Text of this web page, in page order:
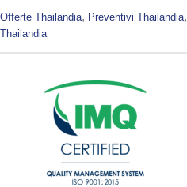
Offerte Thailandia, Preventivi Thailandia,
Thailandia